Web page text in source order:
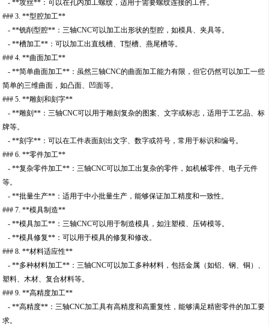
- **攻丝**：可以在孔内加工螺纹，适用于需要螺纹连接的工件。
### 3. **型腔加工**
- **铣削型腔**：三轴CNC可以加工出形状的型腔，如模具、夹具等。
- **槽加工**：可以加工出直线槽、T型槽、燕尾槽等。
### 4. **曲面加工**
- **简单曲面加工**：虽然三轴CNC的曲面加工能力有限，但它仍然可以加工一些
简单的三维曲面，如凸面、凹面等。
### 5. **雕刻和刻字**
- **雕刻**：三轴CNC可以用于雕刻复杂的图案、文字或标志，适用于工艺品、标
牌等。
- **刻字**：可以在工件表面刻出文字、数字或符号，常用于标识和编号。
### 6. **零件加工**
- **复杂零件加工**：三轴CNC可以加工出复杂的零件，如机械零件、电子元件
等。
- **批量生产**：适用于中小批量生产，能够保证加工精度和一致性。
### 7. **模具制造**
- **模具加工**：三轴CNC可以用于制造模具，如注塑模、压铸模等。
- **模具修复**：可以用于模具的修复和修改。
### 8. **材料适应性**
- **多种材料加工**：三轴CNC可以加工多种材料，包括金属（如铝、钢、铜）、
塑料、木材、复合材料等。
### 9. **高精度加工**
- **高精度**：三轴CNC加工具有高精度和高重复性，能够满足精密零件的加工要
求。